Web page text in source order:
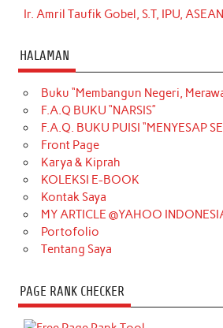
Ir. Amril Taufik Gobel, S.T, IPU,
HALAMAN
Buku “Membangun Negeri,
F.A.Q BUKU “NARSIS”
F.A.Q. BUKU PUISI “MENYESAP
Front Page
Karya & Kiprah
KOLEKSI E-BOOK
Kontak Saya
MY ARTICLE @YAHOO
Portofolio
Tentang Saya
PAGE RANK CHECKER